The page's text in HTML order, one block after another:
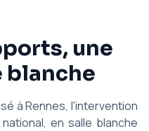
une
blanche
à Rennes, l'intervention
en salle blanche